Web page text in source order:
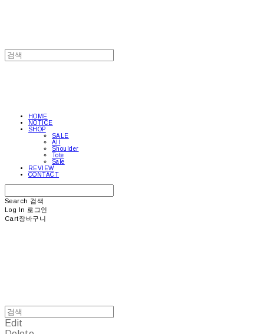
HOME
NOTICE
SHOP
SALE
All
Shoulder
Tote
Sale
REVIEW
CONTACT
Search 검색
Log In 로그인
Cart장바구니
Edit